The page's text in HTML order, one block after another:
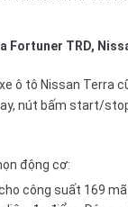
Fortuner TRD,
ô tô Nissan Terra
nút bấm start/
động cơ:
công suất 169